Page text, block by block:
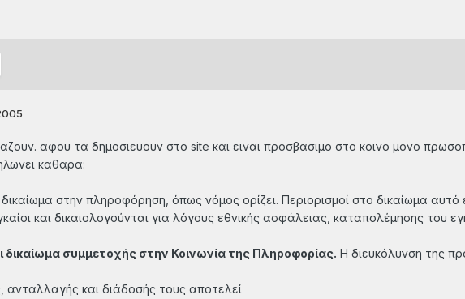
αφου τα δημοσιευουν στο site και ειναι προσβασιμο στο κοινο μονο
καθαρα:
στην πληροφόρηση, όπως νόμος ορίζει. Περιορισμοί στο δικαίωμα
και δικαιολογούνται για λόγους εθνικής ασφάλειας, καταπολέμησης του
δικαίωμα συμμετοχής στην Κοινωνία της Πληροφορίας. Η διευκόλυνση της
ανταλλαγής και διάδοσής τους αποτελεί